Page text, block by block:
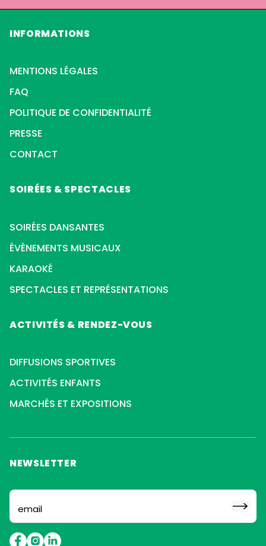
INFORMATIONS
MENTIONS LÉGALES
FAQ
POLITIQUE DE CONFIDENTIALITÉ
PRESSE
CONTACT
SOIRÉES & SPECTACLES
SOIRÉES DANSANTES
ÉVÈNEMENTS MUSICAUX
KARAOKÉ
SPECTACLES ET REPRÉSENTATIONS
ACTIVITÉS & RENDEZ-VOUS
DIFFUSIONS SPORTIVES
ACTIVITÉS ENFANTS
MARCHÉS ET EXPOSITIONS
NEWSLETTER